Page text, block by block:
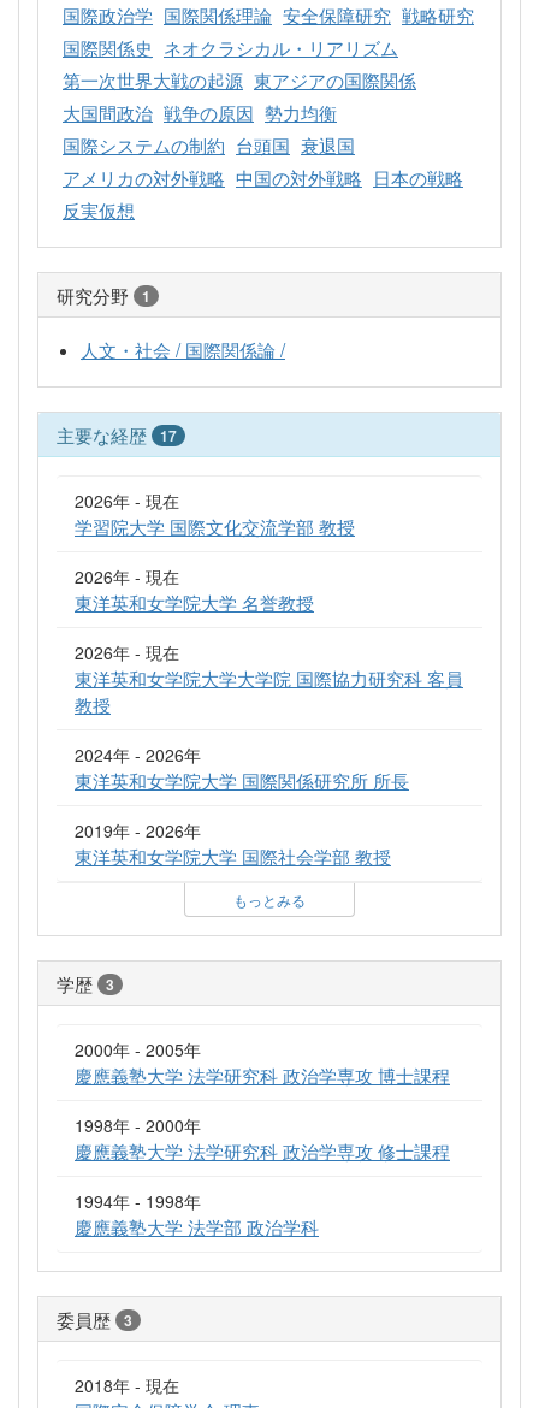
国際政治学 国際関係理論 安全保障研究 戦略研究
国際関係史 ネオクラシカル・リアリズム
第一次世界大戦の起源 東アジアの国際関係
大国間政治 戦争の原因 勢力均衡
国際システムの制約 台頭国 衰退国
アメリカの対外戦略 中国の対外戦略 日本の戦略
反実仮想
研究分野 1
人文・社会 / 国際関係論 /
主要な経歴 17
2026年 - 現在
学習院大学 国際文化交流学部 教授
2026年 - 現在
東洋英和女学院大学 名誉教授
2026年 - 現在
東洋英和女学院大学大学院 国際協力研究科 客員
教授
2024年 - 2026年
東洋英和女学院大学 国際関係研究所 所長
2019年 - 2026年
東洋英和女学院大学 国際社会学部 教授
もっとみる
学歴 3
2000年 - 2005年
慶應義塾大学 法学研究科 政治学専攻 博士課程
1998年 - 2000年
慶應義塾大学 法学研究科 政治学専攻 修士課程
1994年 - 1998年
慶應義塾大学 法学部 政治学科
委員歴 3
2018年 - 現在